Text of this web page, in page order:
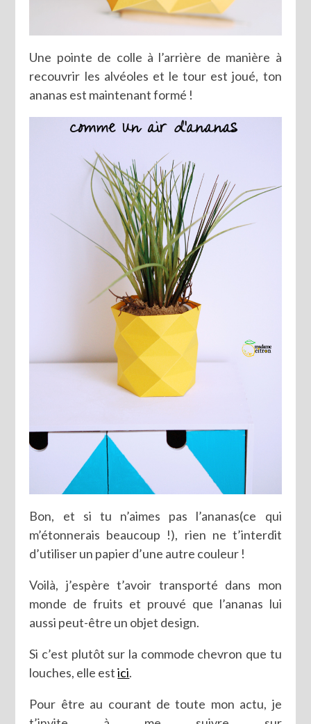
Une pointe de colle à l’arrière de manière à
recouvrir les alvéoles et le tour est joué, ton
ananas est maintenant formé !
Bon, et si tu n’aimes pas l’ananas(ce qui
m’étonnerais beaucoup !), rien ne t’interdit
d’utiliser un papier d’une autre couleur !
Voilà, j’espère t’avoir transporté dans mon
monde de fruits et prouvé que l’ananas lui
aussi peut-être un objet design.
Si c’est plutôt sur la commode chevron que tu
louches, elle estici.
Pour être au courant de toute mon actu, je